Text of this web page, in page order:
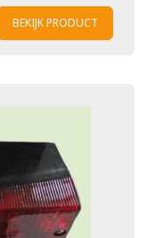
BEKIJK PRODUCT